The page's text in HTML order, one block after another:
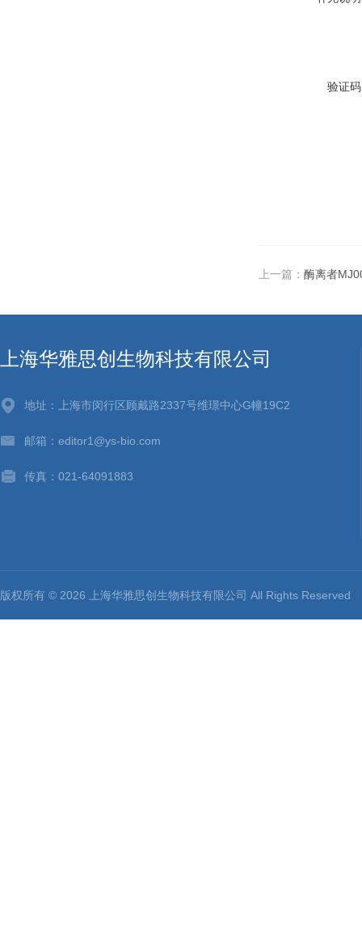
验证
上一篇： 酶离者
上海华雅思创生物科技有限公司
地址：上海市闵行区顾戴路2337号维璟中心G幢19C2
邮箱：editor1@ys-bio.com
传真：021-64091883
版权所有 © 2026 上海华雅思创生物科技有限公司 All Rights